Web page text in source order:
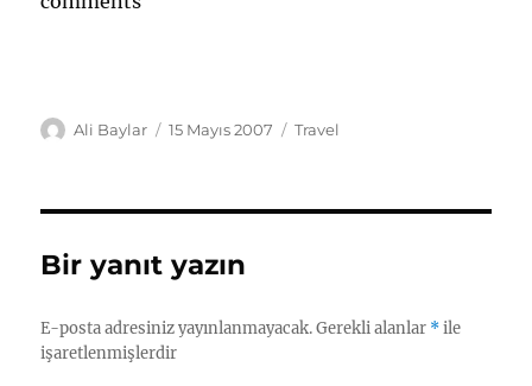
Yazar
Ali Baylar
Yayın
15 Mayıs 2007 Kategoriler
Travel
Bir yanıt yazın
E-posta adresiniz yayınlanmayacak. Gerekli alanlar *ile
işaretlenmişlerdir